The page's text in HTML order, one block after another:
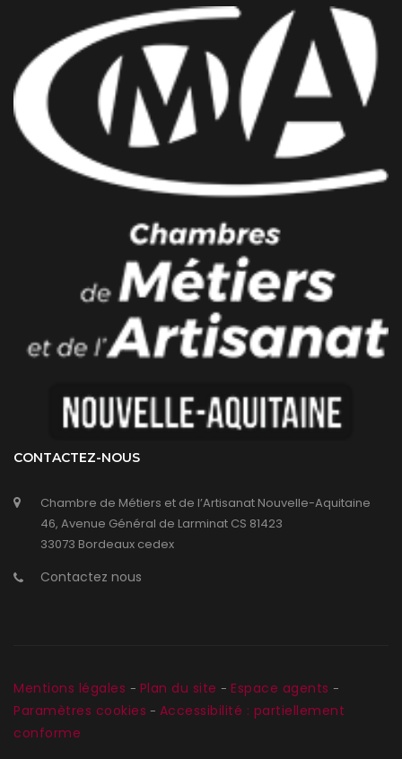
CONTACTEZ-NOUS
Chambre de Métiers et de l’Artisanat Nouvelle-Aquitaine
46, Avenue Général de Larminat CS 81423
33073 Bordeaux cedex
Contactez nous
Mentions légales - Plan du site - Espace agents -
Paramètres cookies - Accessibilité : partiellement
conforme